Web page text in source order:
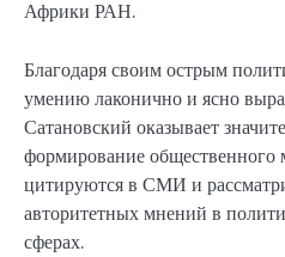
Африки РАН.
Благодаря своим острым
умению лаконично и ясно
Сатановский оказывает
формирование общественного
цитируются в СМИ и
авторитетных мнений в
сферах.